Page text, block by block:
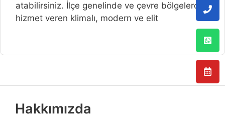
atabilirsiniz. İlçe genelinde ve çevre bölgelerde
hizmet veren klimalı, modern ve elit
Hakkımızda